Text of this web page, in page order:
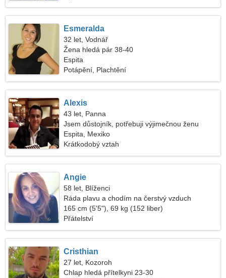
Esmeralda
32 let, Vodnář
Žena hledá pár 38-40
Espita
Potápění, Plachtění
Alexis
43 let, Panna
Jsem důstojník, potřebuji výjimečnou ženu
Espita, Mexiko
Krátkodobý vztah
Angie
58 let, Blíženci
Ráda plavu a chodím na čerstvý vzduch
165 cm (5'5"), 69 kg (152 liber)
Přátelství
Cristhian
27 let, Kozoroh
Chlap hledá přítelkyni 23-30